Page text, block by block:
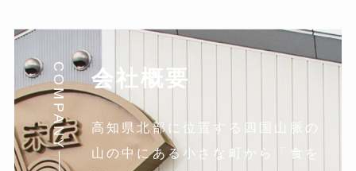
COMPANY 会社概要
高知県北部に位置する四国山脈の
山の中にある小さな町から「食を